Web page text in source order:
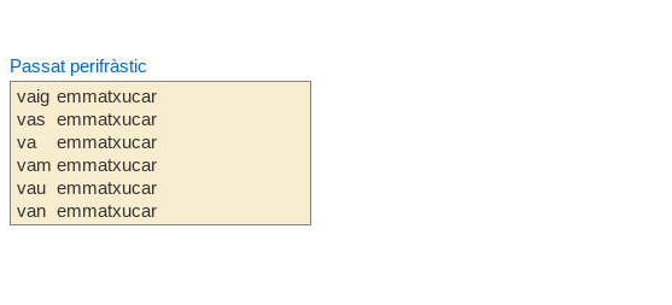
Passat perifràstic
vaig
vas
va
vam
vau
van
emmatxucar
emmatxucar
emmatxucar
emmatxucar
emmatxucar
emmatxucar